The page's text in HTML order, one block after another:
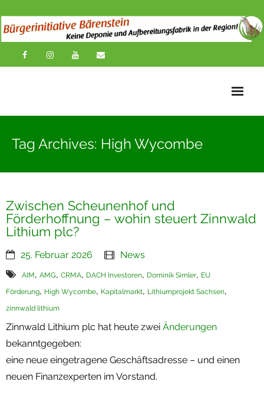
News
Über uns
Publikationen
Impressionen
Newsletter
Tag Archives: High Wycombe
Zwischen Scheunenhof und
Förderhoffnung – wohin steuert Zinnwald
Lithium plc?
25. Februar 2026 News
AIM, AMG, CRMA, DACH Investoren, Dominik Simler, EU
Förderung, High Wycombe, Kapitalmarkt, Lithiumprojekt Sachsen,
zinnwald lithium
Zinnwald Lithium plc hat heute zwei Änderungen
bekanntgegeben:
eine neue eingetragene Geschäftsadresse – und einen
neuen Finanzexperten im Vorstand.